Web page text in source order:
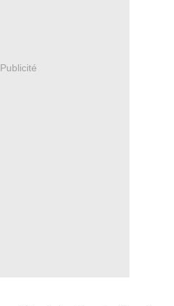
Publicité